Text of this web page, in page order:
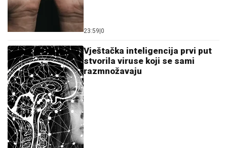
23:59 0
Vještačka inteligencija prvi put
stvorila viruse koji se sami
razmnožavaju